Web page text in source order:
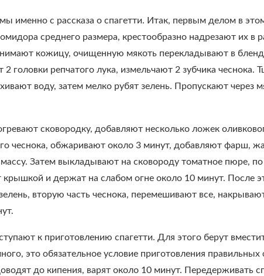
именно с рассказа о спагетти. Итак, первым делом в
среднего размера, крестообразно надрезают их в
кожицу, очищенную мякоть перекладывают в
2 головки репчатого лука, измельчают 2 зубчика
воду, затем мелко рубят зелень. Пропускают через
сковородку, добавляют несколько ложек
чеснока, обжаривают около 3 минут, добавляют фарш,
Затем выкладывают на сковороду томатное пюре,
крышкой и держат на слабом огне около 10 минут. После
вторую часть чеснока, перемешивают все,
к приготовлению спагетти. Для этого берут
это обязательное условие приготовления правильных
до кипения, варят около 10 минут. Передерживать